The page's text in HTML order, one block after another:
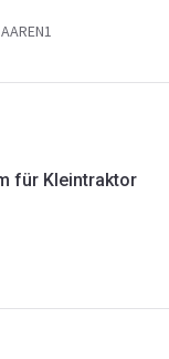
für Kleintraktor